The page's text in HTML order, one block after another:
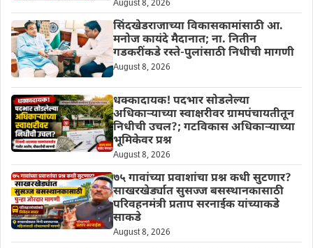
August 8, 2026
सिंदखेडराजाच्या विकासकामांसाठी आ.
मनोज कायंदे मैदानात; ना. नितीन
गडकरींकडे रस्ते-पुलांसाठी निधीची मागणी
August 8, 2026
धक्कादायक! पदभार सोडलेल्या
अधिकाऱ्याच्या स्वाक्षरीवर ग्रामपंचायतीतून
निधीची उचल?; गटविकास अधिकाऱ्याच्या
भूमिकेवर प्रश्न
August 8, 2026
७५ गावांच्या प्रवाशांचा प्रश्न कधी सुटणार?
साखरखेर्ड्यात सुसज्ज बसस्थानकासाठी
परिवहनमंत्री प्रताप सरनाईक यांच्याकडे
साकडे
August 8, 2026